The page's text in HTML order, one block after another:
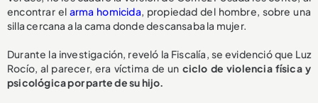
encontrar el arma homicida, propiedad del hombre, sobre una
silla cercana a la cama donde descansaba la mujer.
Durante la investigación, reveló la Fiscalía, se evidenció que Luz
Rocío, al parecer, era víctima de un ciclo de violencia física y
psicológica por parte de su hijo.